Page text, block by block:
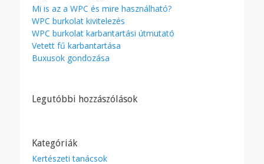
Mi is az a WPC és mire használható?
WPC burkolat kivitelezés
WPC burkolat karbantartási útmutató
Vetett fű karbantartása
Buxusok gondozása
Legutóbbi hozzászólások
Kategóriák
Kertészeti tanácsok